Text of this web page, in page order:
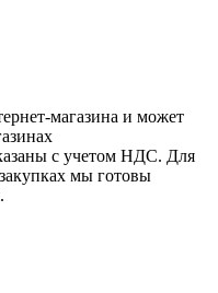
магазина и может
с учетом НДС. Для
мы готовы